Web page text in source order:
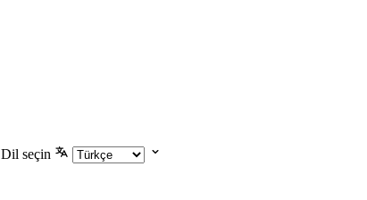
Dil seçin